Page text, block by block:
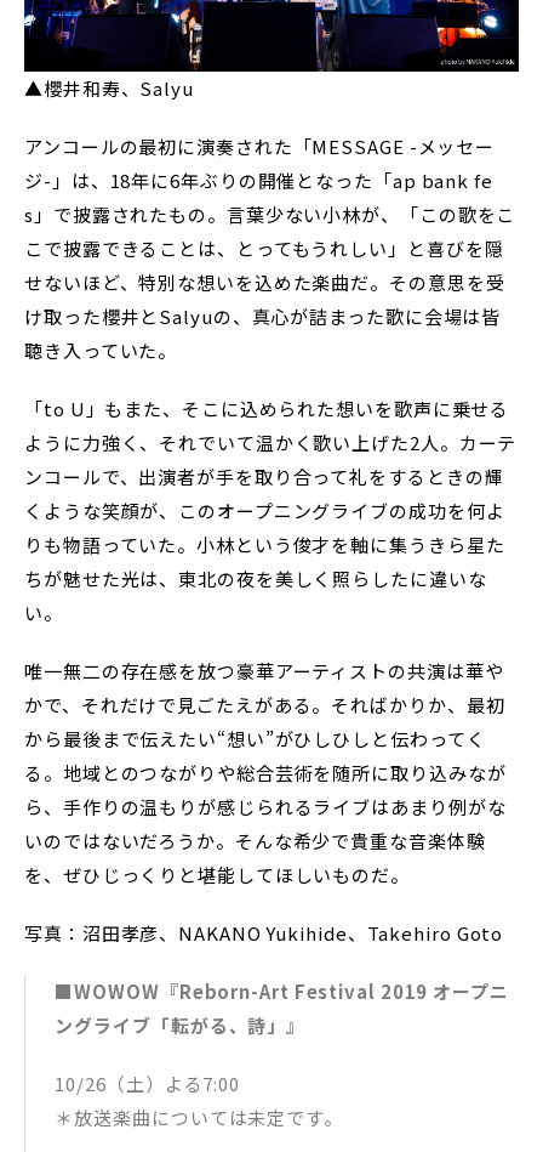
▲櫻井和寿、Salyu
アンコールの最初に演奏された「MESSAGE -メッセー
ジ-」は、18年に6年ぶりの開催となった「ap bank fe
s」で披露されたもの。言葉少ない小林が、「この歌をこ
こで披露できることは、とってもうれしい」と喜びを隠
せないほど、特別な想いを込めた楽曲だ。その意思を受
け取った櫻井とSalyuの、真心が詰まった歌に会場は皆
聴き入っていた。
「to U」もまた、そこに込められた想いを歌声に乗せる
ように力強く、それでいて温かく歌い上げた2人。カーテ
ンコールで、出演者が手を取り合って礼をするときの輝
くような笑顔が、このオープニングライブの成功を何よ
りも物語っていた。小林という俊才を軸に集うきら星た
ちが魅せた光は、東北の夜を美しく照らしたに違いな
い。
唯一無二の存在感を放つ豪華アーティストの共演は華や
かで、それだけで見ごたえがある。そればかりか、最初
から最後まで伝えたい“想い”がひしひしと伝わってく
る。地域とのつながりや総合芸術を随所に取り込みなが
ら、手作りの温もりが感じられるライブはあまり例がな
いのではないだろうか。そんな希少で貴重な音楽体験
を、ぜひじっくりと堪能してほしいものだ。
写真：沼田孝彦、NAKANO Yukihide、Takehiro Goto
■WOWOW『Reborn-Art Festival 2019 オープニ
ングライブ「転がる、詩」』
10/26（土）よる7:00
＊放送楽曲については未定です。